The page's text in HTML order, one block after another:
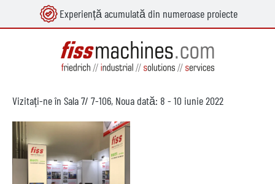
principal Experiență acumulată din numeroase proiecte
Vizitați-ne în Sala 7/ 7-106, Noua dată: 8 - 10 iunie 2022